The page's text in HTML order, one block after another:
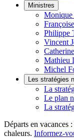
Ministres
Philippe
Vincent
Mathieu
Michel
Les stratégies
La
Le plan
La
Départs en vacances
chaleurs. Informez-